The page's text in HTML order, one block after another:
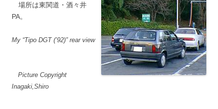
場所は東関道・酒々井
PA。
My “Tipo DGT (’92)” rear view
Picture Copyright
Inagaki,Shiro